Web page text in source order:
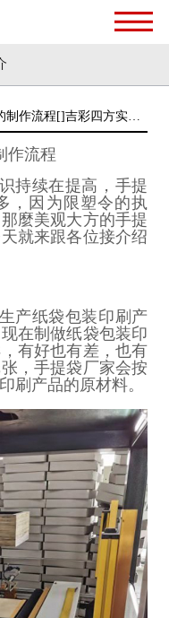
作流程[]吉彩四方实力
作流程
持续在提高，手提
，因为限塑令的执
麼美观大方的手提
就来跟各位接介绍
产纸袋包装印刷产
在制做纸袋包装印
有好也有差，也有
，手提袋厂家会按
刷产品的原材料。